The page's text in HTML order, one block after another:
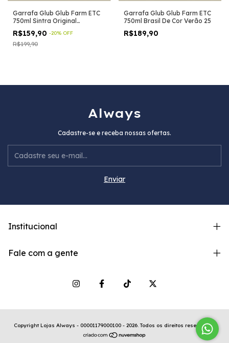
Garrafa Glub Glub Farm ETC
750ml Sintra Original
Exclusiva
R$159,90 -20% OFF
R$199,90
Garrafa Glub Glub Farm ETC
750ml Brasil De Cor Verão 25
R$189,90
Always
Cadastre-se e receba nossas ofertas.
Institucional
Fale com a gente
Copyright Lojas Always - 00001179000100 - 2026. Todos os direitos reservados.